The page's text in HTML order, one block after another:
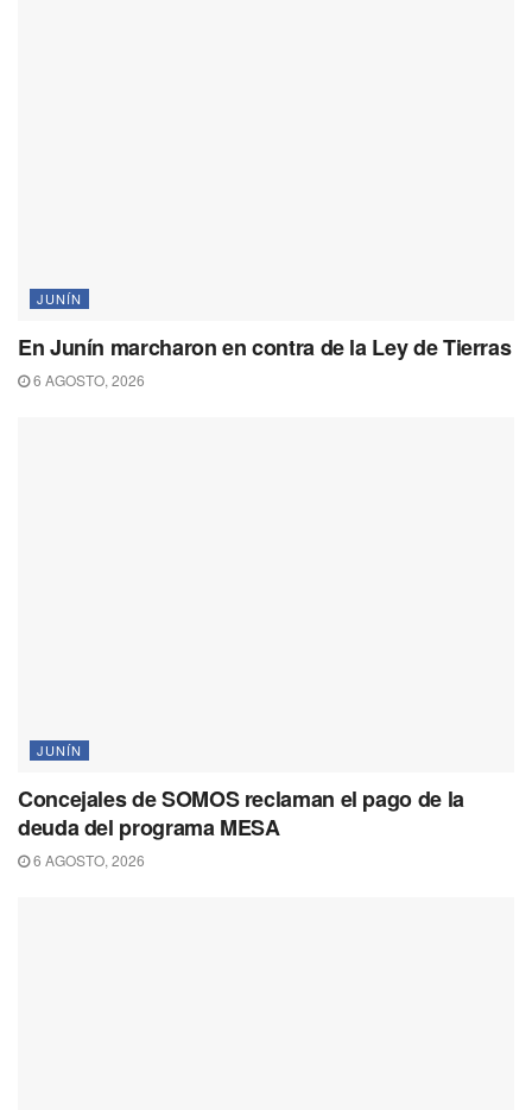
JUNÍN
En Junín marcharon en contra de la Ley de Tierras
6 AGOSTO, 2026
JUNÍN
Concejales de SOMOS reclaman el pago de la
deuda del programa MESA
6 AGOSTO, 2026